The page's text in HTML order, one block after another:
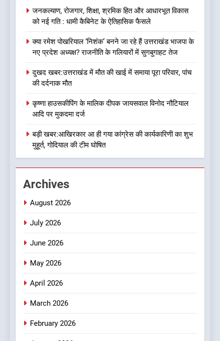
को लेकर क्या बोले गोदियाल
उत्तराखण्ड
कांग्रेस का 2027 के चुनाव जीतने
पर फोकस पूरा, लेकिन संगठन अभी
भी अधूरा
उत्तराखण्ड
जनकल्याण, रोजगार, शिक्षा, श्रमिक
गति : धामी कैबिनेट के ऐतिहासिक
फैसले
उत्तराखण्ड
3
जनकल्याण, रोजगार, शिक्षा, श्रमिक हित और आधारभूत विकास
को नई गति : धामी कैबिनेट के ऐतिहासिक फैसले
क्या रमेश पोखरियाल ‘निशंक’ बनने जा रहे हैं उत्तराखंड भाजपा के
नए प्रदेश अध्यक्ष? राजनीति के गलियारों में सुगबुगाहट तेज
दुखद खबर:उत्तराखंड में मौत की खाई में समाया पूरा परिवार, पांच
की दर्दनाक मौत
कृष्णा हाउसकीपिंग के मालिक दीपक जायसवाल विनोद नौटियाल
आदि पर मुकदमा दर्ज
बड़ी खबर:आखिरकार आ ही गया कांग्रेस की कार्यकारिणी का शुभ
मुहूर्त, गोदियाल की टीम घोषित
Archives
August 2026
July 2026
June 2026
May 2026
April 2026
March 2026
February 2026